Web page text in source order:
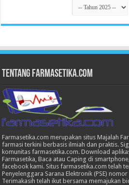
Tentang Farmasetika.com
Farmasetika.com merupakan situs Majalah
farmasi terkini berbasis ilmiah dan praktis.
komunitas farmasetika.com. Download
Farmasetika, Baca atau Caping di
facebook kami. Situs farmasetika.com telah
Penyelenggara Sarana Elektronik (PSE)
Terimakasih telah ikut bersama memajukan